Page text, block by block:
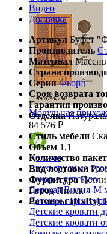
Модульная
84 576 ₽
Детская
Двухъярусные
Декор в детскую
Детская Вилия-М
Детские
Детские кровати
Детские кровати
Видео
Доставка
Артикул Буфет
Производитель
Материал Массив
Страна
Серия Фьорд
Срок возврата
Гарантия
Отделка
Стиль мебели
Объем 1,1
Количество
Вид поставки
Фурнитура Петли
Город Пинск
Размеры ШхВхГ